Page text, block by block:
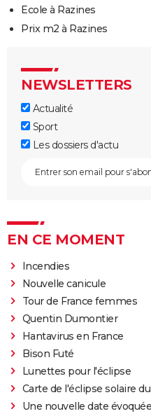
Ecole à Razines
Prix m2 à Razines
NEWSLETTERS
Actualité
Sport
Les dossiers d'actu
EN CE MOMENT
Incendies
Nouvelle canicule
Tour de France femmes
Quentin Dumontier
Hantavirus en France
Bison Futé
Lunettes pour l'éclipse
Carte de l'éclipse solaire
Une nouvelle date